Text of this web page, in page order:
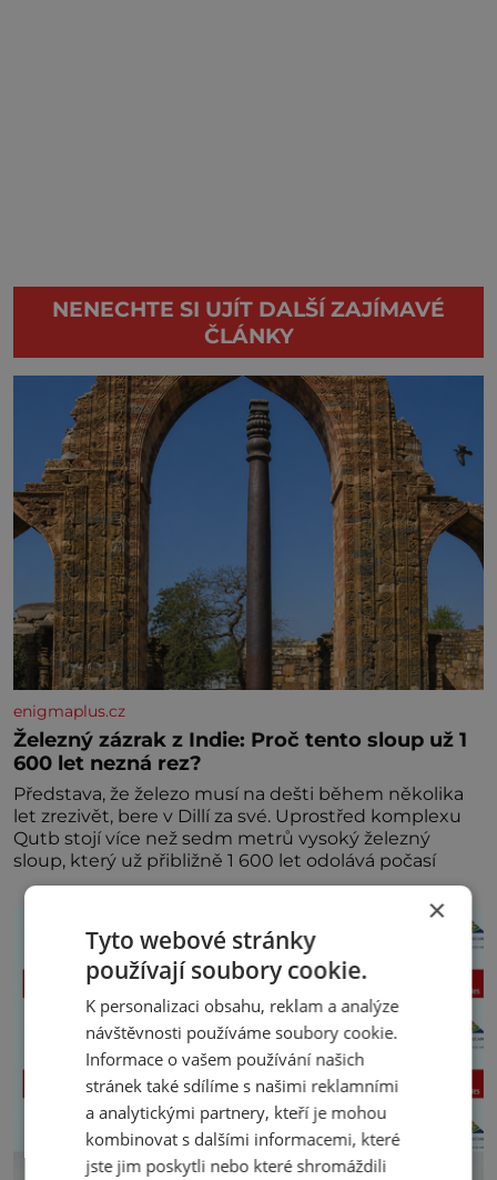
NENECHTE SI UJÍT DALŠÍ ZAJÍMAVÉ
ČLÁNKY
enigmaplus.cz
Železný zázrak z Indie: Proč tento sloup už 1
600 let nezná rez?
Představa, že železo musí na dešti během několika
let zrezivět, bere v Dillí za své. Uprostřed komplexu
Qutb stojí více než sedm metrů vysoký železný
sloup, který už přibližně 1 600 let odolává počasí
×
Tyto webové stránky
používají soubory cookie.
K personalizaci obsahu, reklam a analýze
návštěvnosti používáme soubory cookie.
Informace o vašem používání našich
stránek také sdílíme s našimi reklamními
a analytickými partnery, kteří je mohou
kombinovat s dalšími informacemi, které
jste jim poskytli nebo které shromáždili